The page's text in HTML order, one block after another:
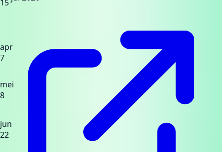
15
apr
7
mei
8
jun
22